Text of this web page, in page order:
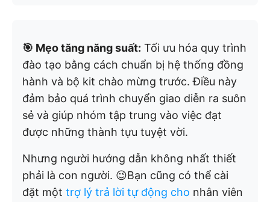
🎯 Mẹo tăng năng suất: Tối ưu hóa quy trình
đào tạo bằng cách chuẩn bị hệ thống đồng
hành và bộ kit chào mừng trước. Điều này
đảm bảo quá trình chuyển giao diễn ra suôn
sẻ và giúp nhóm tập trung vào việc đạt
được những thành tựu tuyệt vời.
Nhưng người hướng dẫn không nhất thiết
phải là con người. 😉Bạn cũng có thể cài
đặt một trợ lý trả lời tự động cho nhân viên